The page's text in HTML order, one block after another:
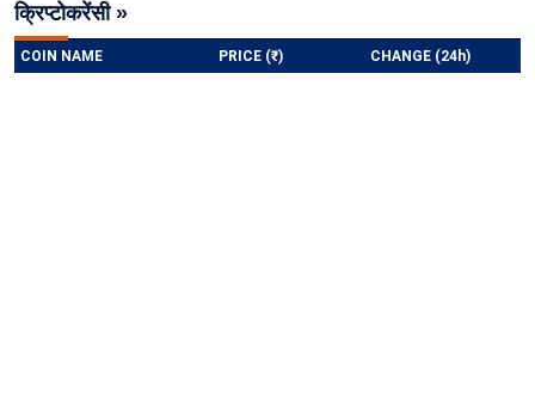
क्रिप्टोकरेंसी »